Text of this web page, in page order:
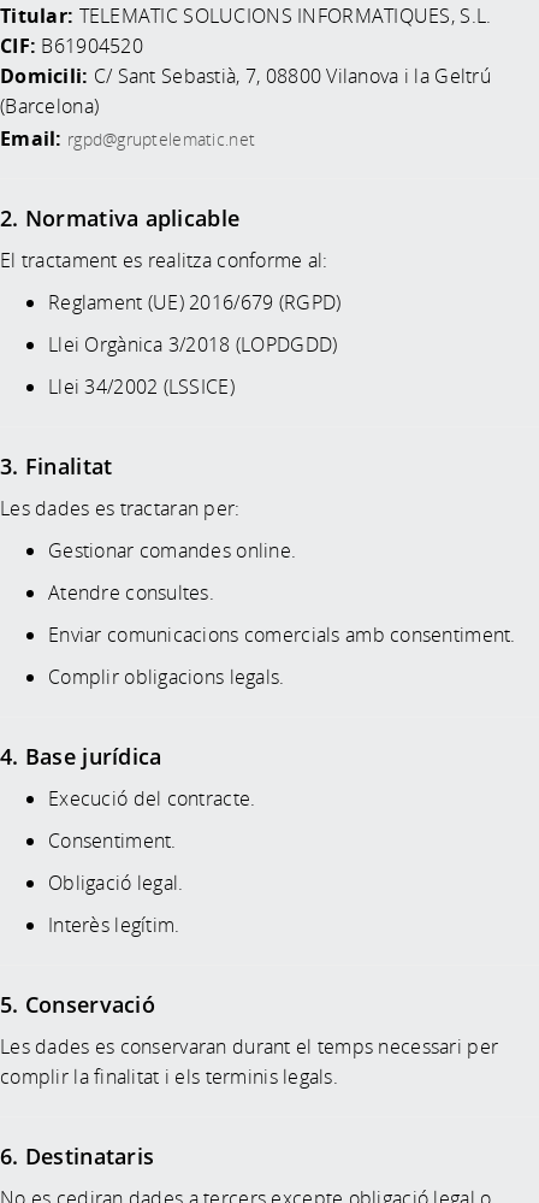
Titular: TELEMATIC SOLUCIONS INFORMATIQUES, S.L.
CIF: B61904520
Domicili: C/ Sant Sebastià, 7, 08800 Vilanova i la Geltrú
(Barcelona)
Email: rgpd@gruptelematic.net
2. Normativa aplicable
El tractament es realitza conforme al:
Reglament (UE) 2016/679 (RGPD)
Llei Orgànica 3/2018 (LOPDGDD)
Llei 34/2002 (LSSICE)
3. Finalitat
Les dades es tractaran per:
Gestionar comandes online.
Atendre consultes.
Enviar comunicacions comercials amb consentiment.
Complir obligacions legals.
4. Base jurídica
Execució del contracte.
Consentiment.
Obligació legal.
Interès legítim.
5. Conservació
Les dades es conservaran durant el temps necessari per
complir la finalitat i els terminis legals.
6. Destinataris